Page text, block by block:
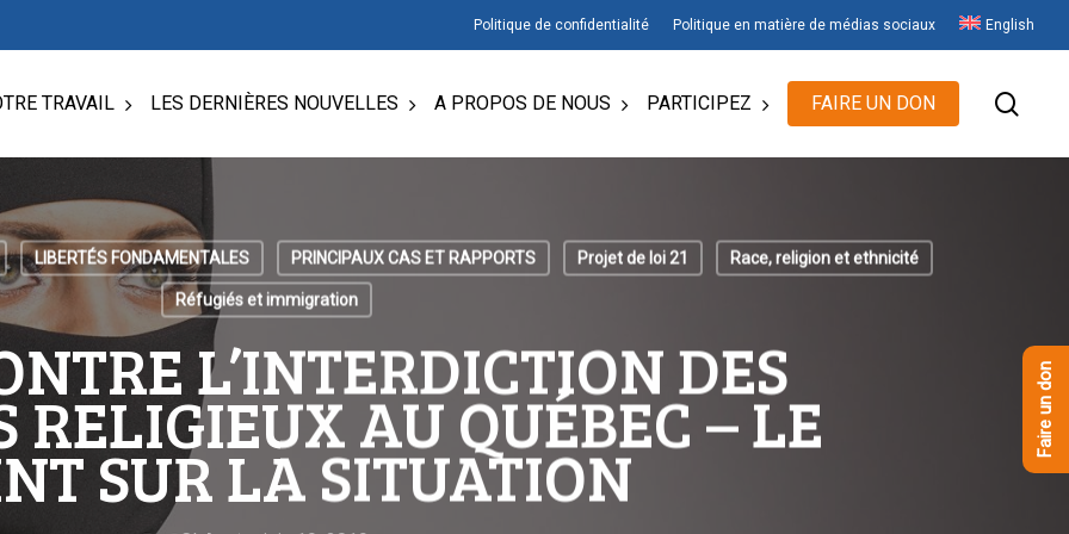
Politique de confidentialité Politique en matière de médias sociaux English
TRAVAIL LES DERNIÈRES NOUVELLES A PROPOS DE NOUS PARTICIPEZ FAIRE UN DON
LIBERTÉS FONDAMENTALES PRINCIPAUX CAS ET RAPPORTS Projet de loi 21 Race, religion et ethnicité
Réfugiés et immigration
L’INTERDICTION DES
RELIGIEUX AU QUÉBEC – LE
SUR LA SITUATION
Faire un don